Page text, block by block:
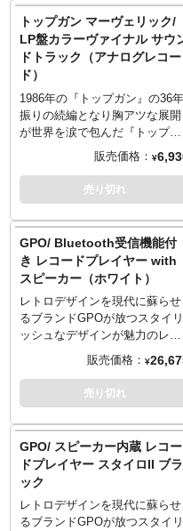
27.5cm x 高さ約13cm
・重量約2.5kg
4 The Pick-Up (From "The
Godfather")
5 Tarantella (From "The
Godfather")
6 Mazurka (From "The
Godfather")
7 Finale (From "The Godfather")
8 The Immigrant (From "The
9 Kay (From "The Godfather -
Part Ii")
10 Marcia Stilo Italiano (From
作品。音楽は『ゾンビ』や『デ
モンズ』など様々な作品を手掛
けてきたゴブリン！ジャケット
はインテリアとしてもGOODで
す。こちらはレコードだけでな
く、Tシャツやポスターまでも付
属予定のまさにサスペリア究極
盤！
によりご予約をキャンセル頂く
場合や、分納での入荷となる場
合がございます。
トップガン マーヴェリック/
LP盤カラーヴァイナル サウ
ドトラック（アナログレコー
ド）
1986年の『トップガン』の36年
振りの続編となり胸アツな展開
が世界を涙で包んだ『トップガ
ン マーヴェリック』の楽曲を収
録したLP盤のサウンドトラッ
ク。劇中の音楽をアナログで楽
しめば、きっと劇場の興奮が再
ード自体もインテリアとしても
使用できそうですね！
販売価格： ¥
売り切れ
GPO/ Bluetooth受信機能付
き レコードプレイヤー with
スピーカー（ホワイト）
レトロデザインを現代に蘇らせ
るブランドGPOが放つスタイリ
ッシュなデザインが魅力のレコ
ードプレイヤー。 こちらは外付
けのスピーカー2基がセットに
っており、より迫力ある音で音
楽を楽しみたい方にオススメで
で、お手持ちのスマートフォン
やタブレットの音楽を流す事も
可能。回転数は33rpm、45rpm、
78rpmに対応し7インチ盤（ドー
ナツ盤）用のアダプターも付属
しています。さらにピッチコン
販売価格： ¥
売り切れ
GPO/ スピーカー内蔵 レコー
ドプレイヤー スタイロII ブラ
ック
レトロデザインを現代に蘇らせ
るブランドGPOが放つスタイリ